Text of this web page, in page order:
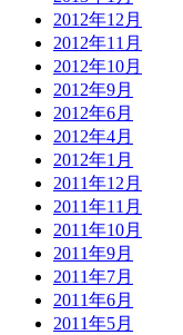
2012年12月
2012年11月
2012年10月
2012年9月
2012年6月
2012年4月
2012年1月
2011年12月
2011年11月
2011年10月
2011年9月
2011年7月
2011年6月
2011年5月